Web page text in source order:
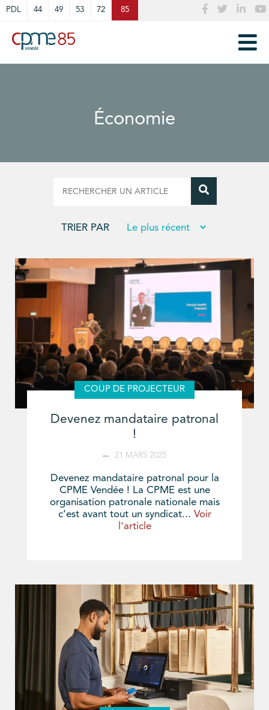
PDL 44 49 53 72 85
Économie
TRIER PAR
COUP DE PROJECTEUR
Devenez mandataire patronal
!
21 MARS 2025
Devenez mandataire patronal pour la
CPME Vendée ! La CPME est une
organisation patronale nationale mais
c’est avant tout un syndicat... Voir
l'article
Cookies management panel